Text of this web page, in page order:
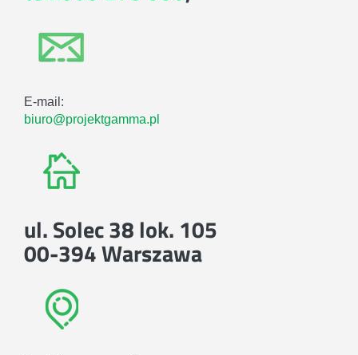
E-mail:
biuro@projektgamma.pl
ul. Solec 38 lok. 105
00-394 Warszawa